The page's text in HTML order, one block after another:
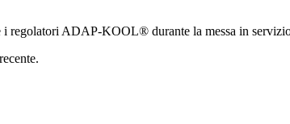
regolatori ADAP-KOOL® durante la messa in